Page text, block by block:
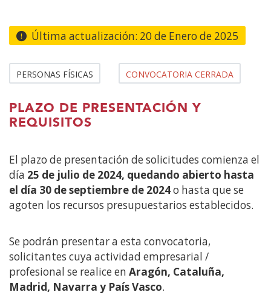
Última actualización: 20 de Enero de 2025
PERSONAS FÍSICAS CONVOCATORIA CERRADA
PLAZO DE PRESENTACIÓN Y
REQUISITOS
El plazo de presentación de solicitudes comienza el
día 25 de julio de 2024, quedando abierto hasta
el día 30 de septiembre de 2024o hasta que se
agoten los recursos presupuestarios establecidos.
Se podrán presentar a esta convocatoria,
solicitantes cuya actividad empresarial /
profesional se realice en Aragón, Cataluña,
Madrid, Navarra y País Vasco.